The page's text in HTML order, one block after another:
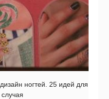
ногтей. 25 идей для